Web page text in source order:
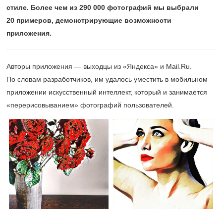
стиле. Более чем из 290 000 фотографий мы выбрали
20 примеров, демонстрирующие возможности
приложения.
Авторы приложения — выходцы из «Яндекса» и Mail.Ru.
По словам разработчиков, им удалось уместить в мобильном
приложении искусственный интеллект, который и занимается
«перерисовыванием» фотографий пользователей.